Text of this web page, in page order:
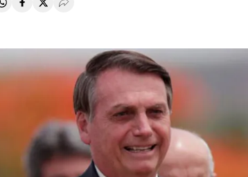
Compartir en Whatsapp
Compartir en Facebook
Compartir en Twitter
Desplegar Redes Sociales